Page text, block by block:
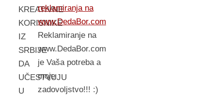
KREATIVNE
KORISNIKE
IZ
SRBIJE
DA
UČESTVUJU
U
reklamiranja na
www.DedaBor.com
Reklamiranje na
www.DedaBor.com
je Vaša potreba a
moje
zadovoljstvo!!! :)